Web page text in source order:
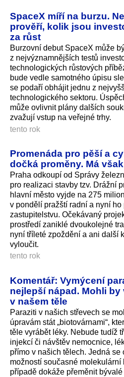
SpaceX míří na burzu.
prověří, kolik jsou
za růst
Burzovní debut SpaceX může
z nejvýznamnějších testů
technologických růstových
bude vedle samotného úpisu
se podaří obhájit jednu z
technologického sektoru.
může ovlivnit plány dalších
zvažují vstup na veřejné trhy.
tento rok
Promenáda pro pěší a
dočká proměny. Má
Praha odkoupí od Správy
pro realizaci stavby tzv. Drážní
hlavní město vyjde na 275
v pondělí pražští radní a nyní
zastupitelstvu. Očekávaný
prostředí zaniklé dvoukolejné
nyní tříleté zpoždění a ani další
vyloučit.
tento rok
Komentář: Vymýcení
nejlepší nápad. Mohli
v našem těle
Paraziti v našich střevech se
úpravám stát „biotovárnami“,
těle vyrábět léky. Nebude tudíž
injekcí či návštěv nemocnice,
přímo v našich tělech. Jedná se
možností současné molekulární
případě dokáže přeměnit